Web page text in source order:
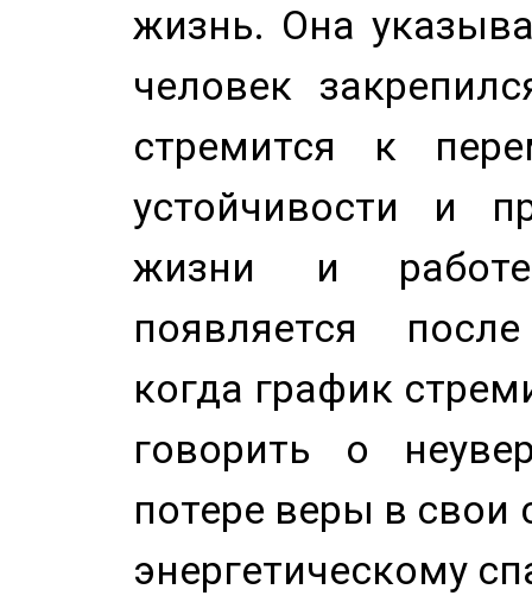
жизнь. Она
человек
стремится к
устойчивости и
жизни и
появляется
когда график
говорить о
потере веры в свои
энергетическому